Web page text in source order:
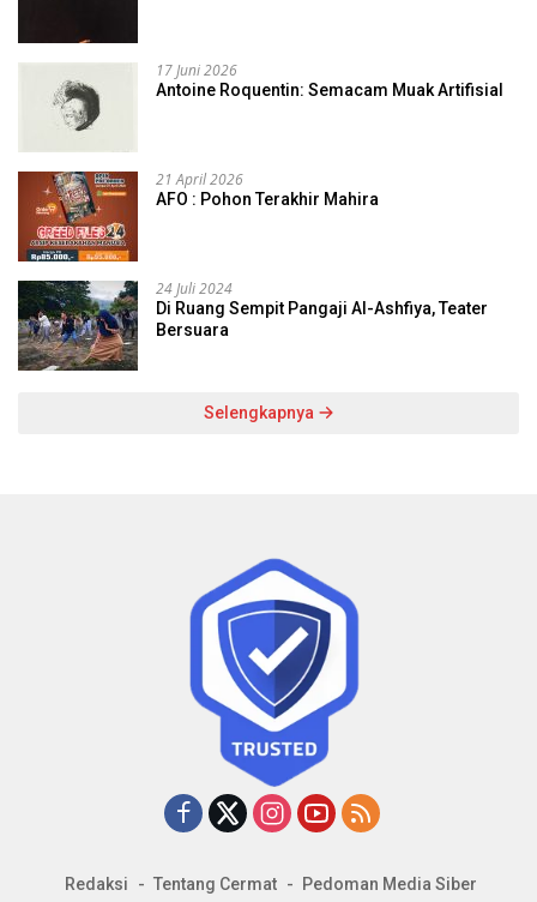
17 Juni 2026
Antoine Roquentin: Semacam Muak Artifisial
21 April 2026
AFO : Pohon Terakhir Mahira
24 Juli 2024
Di Ruang Sempit Pangaji Al-Ashfiya, Teater
Bersuara
Selengkapnya
Redaksi Tentang Cermat Pedoman Media Siber